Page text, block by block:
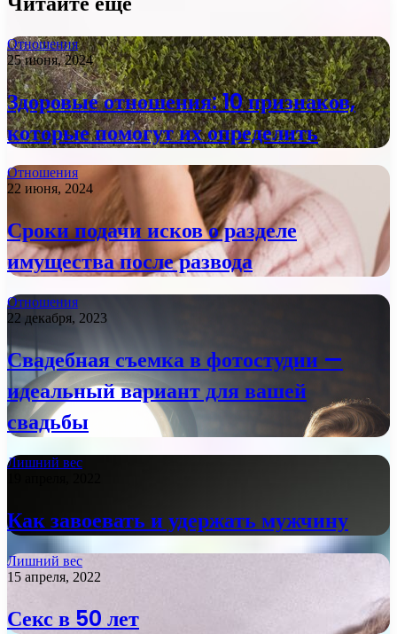
Отношения
25 июня, 2024
Здоровые отношения: 10 признаков,
которые помогут их определить
Отношения
22 июня, 2024
Сроки подачи исков о разделе
имущества после развода
Отношения
22 декабря, 2023
Свадебная съемка в фотостудии —
идеальный вариант для вашей
свадьбы
Лишний вес
Как завоевать и удержать мужчину
Лишний вес
15 апреля, 2022
Секс в 50 лет